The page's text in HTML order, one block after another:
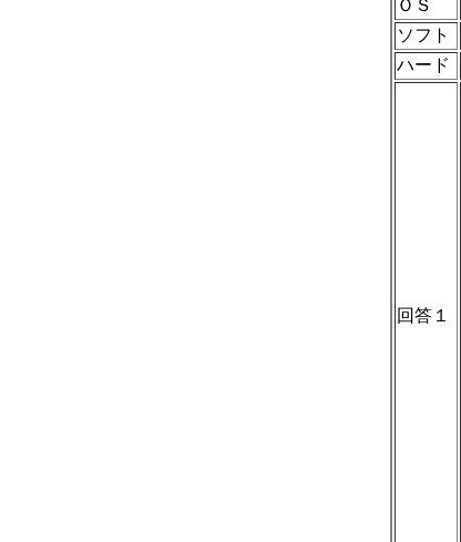
ＯＳ
ソフト
ハード
回答１